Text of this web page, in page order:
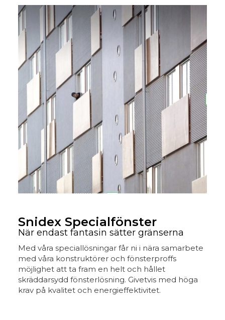
Snidex Specialfönster
När endast fantasin sätter gränserna
Med våra speciallösningar får ni i nära samarbete
med våra konstruktörer och fönsterproffs
möjlighet att ta fram en helt och hållet
skräddarsydd fönsterlösning. Givetvis med höga
krav på kvalitet och energieffektivitet.